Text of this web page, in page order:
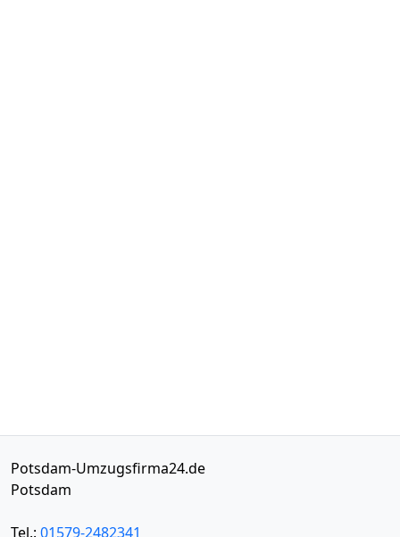
Potsdam-Umzugsfirma24.de
Potsdam
Tel.: 01579-2482341